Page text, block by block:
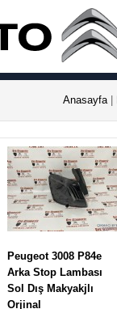
Anasayfa|
Peugeot 3008 P84e
Arka Stop Lambası
Sol Dış Makyakjlı
Orjinal